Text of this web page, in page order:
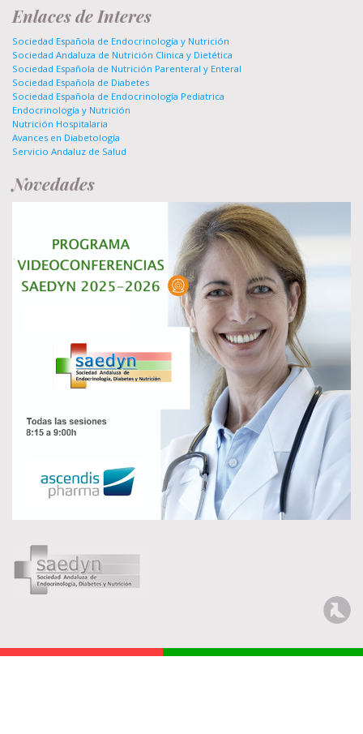
Enlaces de Interes
Sociedad Española de Endocrinología y Nutrición
Sociedad Andaluza de Nutrición Clinica y Dietética
Sociedad Española de Nutrición Parenteral y Enteral
Sociedad Española de Diabetes
Sociedad Española de Endocrinología Pediatrica
Endocrinología y Nutrición
Nutrición Hospitalaria
Avances en Diabetología
Servicio Andaluz de Salud
Novedades